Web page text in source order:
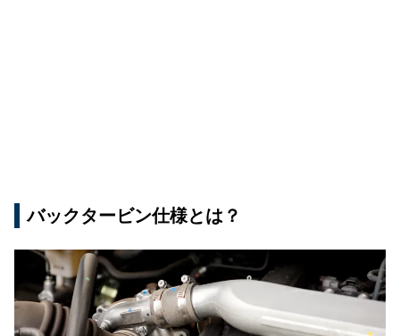
バックタービン仕様とは？